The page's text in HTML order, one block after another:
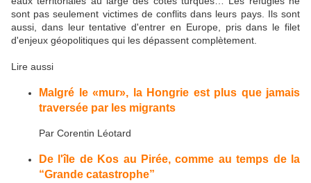
sont pas seulement victimes de conflits dans leurs pays. Ils sont
aussi, dans leur tentative d'entrer en Europe, pris dans le filet
d'enjeux géopolitiques qui les dépassent complètement.
Lire aussi
Malgré le «mur», la Hongrie est plus que jamais
traversée par les migrants
Par Corentin Léotard
De l'île de Kos au Pirée, comme au temps de la
“Grande catastrophe”